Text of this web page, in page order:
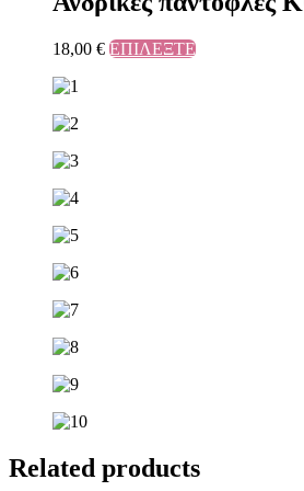
18,00 € ΕΠΙΛΕΞΤΕ
Related products